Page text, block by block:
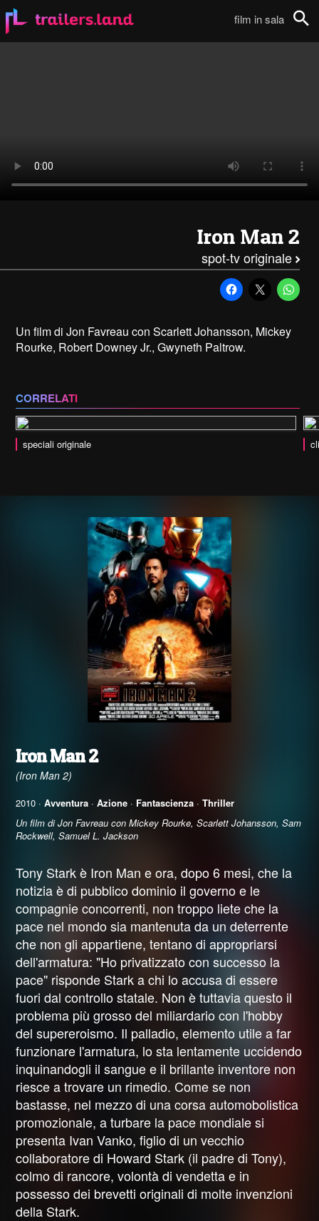
film in sala
Iron Man 2
spot-tv originale
Un film di Jon Favreau con Scarlett Johansson, Mickey
Rourke, Robert Downey Jr., Gwyneth Paltrow.
CORRELATI
speciali originale
Iron Man 2
(Iron Man 2)
2010 · Avventura ·Azione · Fantascienza ·Thriller
Un film di Jon Favreau con Mickey Rourke, Scarlett Johansson, Sam
Rockwell, Samuel L. Jackson
Tony Stark è Iron Man e ora, dopo 6 mesi, che la
notizia è di pubblico dominio il governo e le
compagnie concorrenti, non troppo liete che la
pace nel mondo sia mantenuta da un deterrente
che non gli appartiene, tentano di appropriarsi
dell'armatura: "Ho privatizzato con successo la
pace" risponde Stark a chi lo accusa di essere
fuori dal controllo statale. Non è tuttavia questo il
problema più grosso del miliardario con l'hobby
del supereroismo. Il palladio, elemento utile a far
funzionare l'armatura, lo sta lentamente uccidendo
inquinandogli il sangue e il brillante inventore non
riesce a trovare un rimedio. Come se non
bastasse, nel mezzo di una corsa automobolistica
promozionale, a turbare la pace mondiale si
presenta Ivan Vanko, figlio di un vecchio
collaboratore di Howard Stark (il padre di Tony),
colmo di rancore, volontà di vendetta e in
possesso dei brevetti originali di molte invenzioni
della Stark.